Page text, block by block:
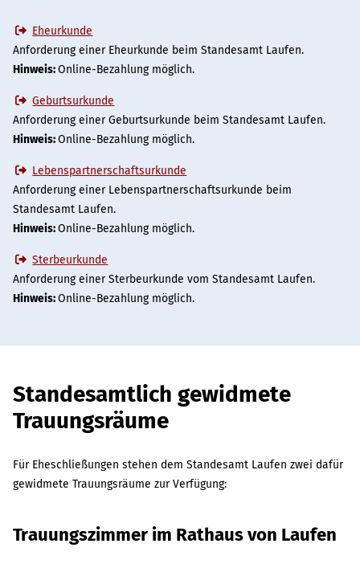
Eheurkunde
Anforderung einer Eheurkunde beim Standesamt Laufen.
Hinweis:Online-Bezahlung möglich.
Geburtsurkunde
Anforderung einer Geburtsurkunde beim Standesamt Laufen.
Hinweis:Online-Bezahlung möglich.
Lebenspartnerschaftsurkunde
Anforderung einer Lebenspartnerschaftsurkunde beim
Standesamt Laufen.
Hinweis:Online-Bezahlung möglich.
Sterbeurkunde
Anforderung einer Sterbeurkunde vom Standesamt Laufen.
Hinweis:Online-Bezahlung möglich.
Standesamtlich gewidmete
Trauungsräume
Für Eheschließungen stehen dem Standesamt Laufen zwei dafür
gewidmete Trauungsräume zur Verfügung:
Trauungszimmer im Rathaus von Laufen